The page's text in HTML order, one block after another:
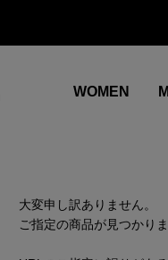
WOMEN
大変申し訳ありません。
ご指定の商品が見つかり